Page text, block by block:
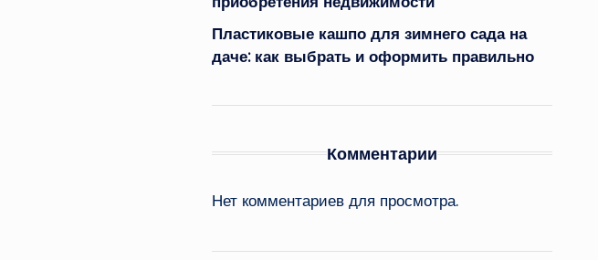
Пластиковые кашпо для зимнего сада на
даче: как выбрать и оформить правильно
Комментарии
Нет комментариев для просмотра.